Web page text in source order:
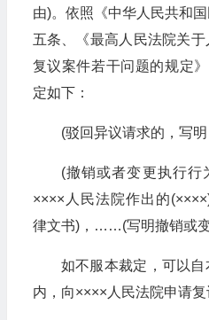
由)。依照《中华人民共和
五条、《最高人民法院关
复议案件若干问题的规定
定如下：
(驳回异议请求的，写
(撤销或者变更执行行
××××人民法院作出的
律文书)，……(写明撤销或变
如不服本裁定，可以
内，向××××人民法院申请复